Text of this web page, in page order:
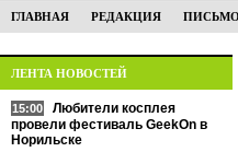
ГЛАВНАЯ РЕДАКЦИЯ
ЛЕНТА НОВОСТЕЙ
15:00
Любители косплея
провели фестиваль GeekOn в
Норильске